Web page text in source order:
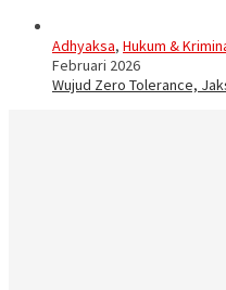
Adhyaksa, Hukum &
Februari 2026
Wujud Zero Tolerance,